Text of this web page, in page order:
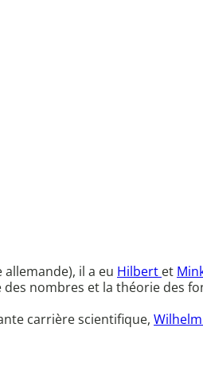
il a eu Hilbert et
nombres et la théorie des
carrière scientifique,